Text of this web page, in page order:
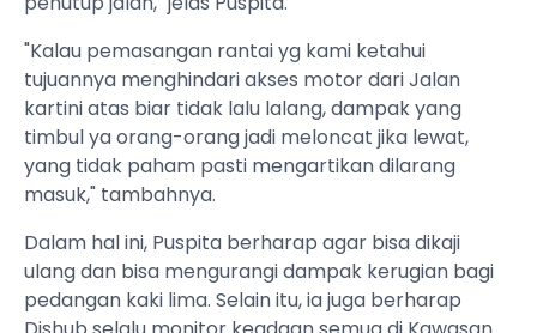
"Kalau pemasangan rantai yg kami ketahui
tujuannya menghindari akses motor dari Jalan
kartini atas biar tidak lalu lalang, dampak yang
timbul ya orang-orang jadi meloncat jika lewat,
yang tidak paham pasti mengartikan dilarang
masuk," tambahnya.
Dalam hal ini, Puspita berharap agar bisa dikaji
ulang dan bisa mengurangi dampak kerugian bagi
pedangan kaki lima. Selain itu, ia juga berharap